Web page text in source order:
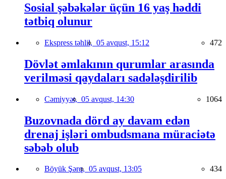
Sosial şəbəkələr üçün 16 yaş həddi
tətbiq olunur
Ekspress təhlil, 05 avqust, 15:12 472
Dövlət əmlakının qurumlar arasında
verilməsi qaydaları sadələşdirilib
Cəmiyyət, 05 avqust, 14:30 1064
Buzovnada dörd ay davam edən
drenaj işləri ombudsmana müraciətə
səbəb olub
Böyük Şərq, 05 avqust, 13:05 434